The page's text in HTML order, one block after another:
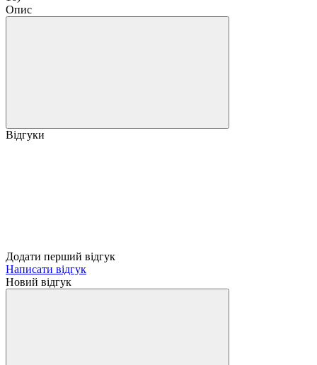
Опис
Відгуки
Додати перший відгук
Написати відгук
Новий відгук